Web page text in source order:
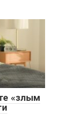
«злым